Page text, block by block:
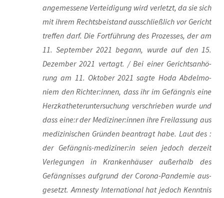
ange­mes­se­ne Ver­tei­di­gung wird ver­letzt, da sie sich
mit ihrem Rechts­bei­stand aus­schließ­lich vor Gericht
tref­fen darf. Die Fort­füh­rung des Pro­zes­ses, der am
11. Sep­tem­ber 2021 begann, wur­de auf den 15.
Dezem­ber 2021 ver­tagt. / Bei einer Gerichts­an­hö­
rung am 11. Okto­ber 2021 sag­te Hoda Abdel­mo­
niem den Richter:innen, dass ihr im Gefäng­nis eine
Herz­ka­the­ter­un­ter­su­chung ver­schrie­ben wur­de und
dass eine:r der Mediziner:innen ihre Frei­las­sung aus
medi­zi­ni­schen Grün­den bean­tragt habe. Laut des :
der Gefängnis-mediziner:in sei­en jedoch der­zeit
Ver­le­gun­gen in Kran­ken­häu­ser außer­halb des
Gefäng­nis­ses auf­grund der Coro­na-Pan­de­mie aus­
ge­setzt. Amnes­ty Inter­na­tio­nal hat jedoch Kennt­nis